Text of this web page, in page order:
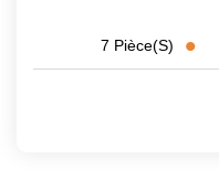
7 Pièce(s)